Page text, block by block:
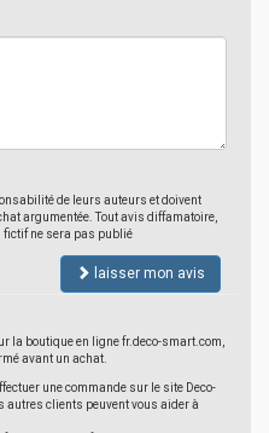
de leurs auteurs et doivent
argumentée. Tout avis diffamatoire,
fictif ne sera pas publié
laisser mon avis
la boutique en ligne fr.deco-smart.com,
avant un achat.
une commande sur le site Deco-
autres clients peuvent vous aider à